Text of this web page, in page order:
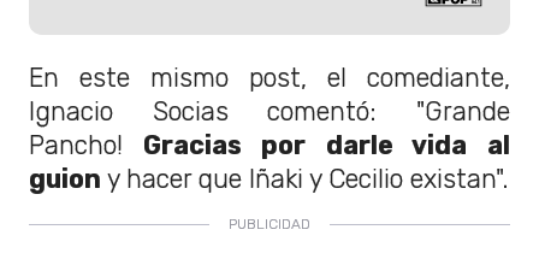
En este mismo post, el comediante,
Ignacio Socias comentó: "Grande
Pancho! Gracias por darle vida al
guion y hacer que Iñaki y Cecilio existan".